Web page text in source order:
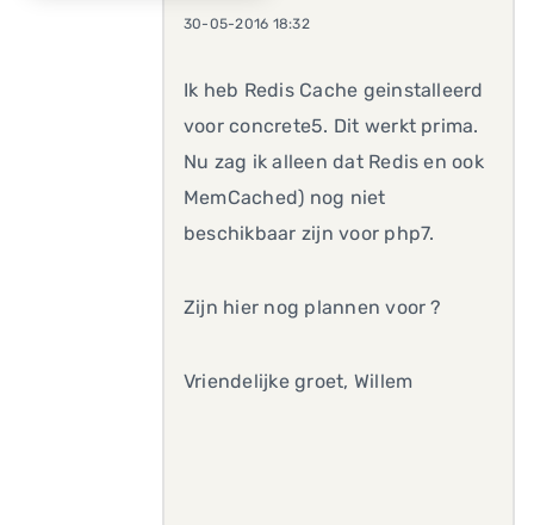
30-05-2016 18:32
Ik heb Redis Cache geinstalleerd
voor concrete5. Dit werkt prima.
Nu zag ik alleen dat Redis en ook
MemCached) nog niet
beschikbaar zijn voor php7.
Zijn hier nog plannen voor ?
Vriendelijke groet, Willem